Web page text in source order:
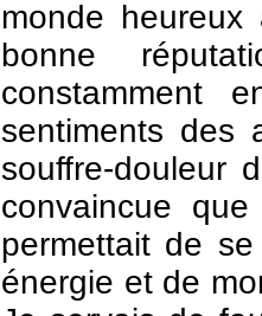
monde
bonne
constamment
sentiments des
souffre-douleur
convaincue
permettait de
énergie et de